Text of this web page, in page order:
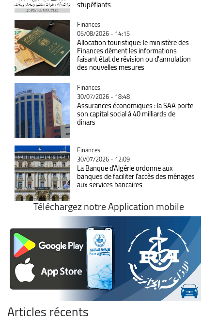
stupéfiants
Catégorie
Finances
05/08/2026 - 14:15
Allocation touristique: le ministère des
Finances dément les informations
faisant état de révision ou d'annulation
des nouvelles mesures
Catégorie
Finances
30/07/2026 - 18:48
Assurances économiques : la SAA porte
son capital social à 40 milliards de
dinars
Catégorie
Finances
30/07/2026 - 12:09
La Banque d'Algérie ordonne aux
banques de faciliter l'accès des ménages
aux services bancaires
Téléchargez notre Application mobile
Articles récents